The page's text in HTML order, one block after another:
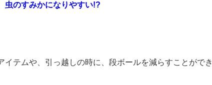
虫のすみかになりやすい!?
テムや、引っ越しの時に、段ボールを減らすことができ